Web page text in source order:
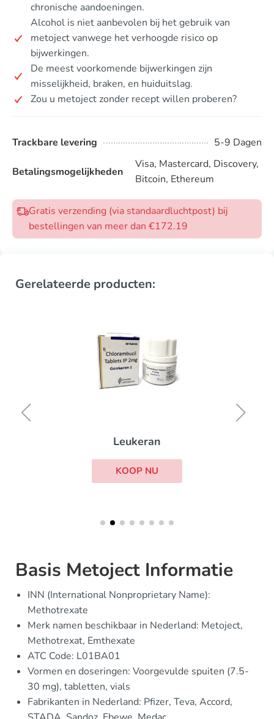
chronische aandoeningen.
Alcohol is niet aanbevolen bij het gebruik van
metoject vanwege het verhoogde risico op
bijwerkingen.
De meest voorkomende bijwerkingen zijn
misselijkheid, braken, en huiduitslag.
Zou u metoject zonder recept willen proberen?
Trackbare levering 5-9 Dagen
Betalingsmogelijkheden
Visa, Mastercard, Discovery,
Bitcoin, Ethereum
Gratis verzending (via standaardluchtpost) bij
bestellingen van meer dan €172.19
Gerelateerde producten:
Leukeran
KOOP NU
Basis Metoject Informatie
INN (International Nonproprietary Name):
Methotrexate
Merk namen beschikbaar in Nederland: Metoject,
Methotrexat, Emthexate
ATC Code: L01BA01
Vormen en doseringen: Voorgevulde spuiten (7.5-
30 mg), tabletten, vials
Fabrikanten in Nederland: Pfizer, Teva, Accord,